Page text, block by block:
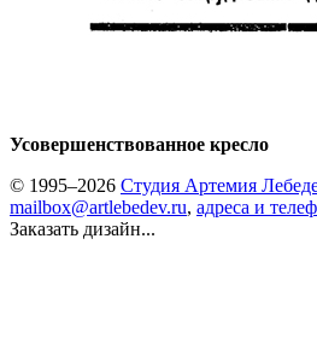
Усовершенствованное кресло
© 1995–2026 Студия Артемия
mailbox@artlebedev.ru, адреса и
Заказать дизайн...